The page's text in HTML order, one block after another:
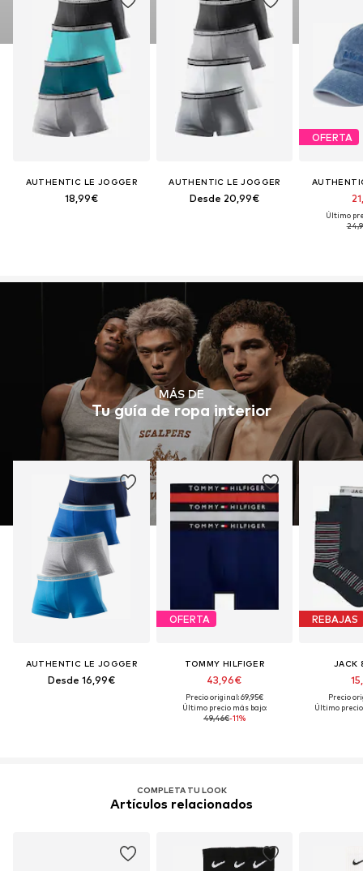
AUTHENTIC LE JOGGER
18,99€
AUTHENTIC LE JOGGER
Desde 20,99€
OFERTA
Último
MÁS DE
Tu guía de ropa interior
AUTHENTIC LE JOGGER
Desde 16,99€
OFERTA
TOMMY HILFIGER
43,96€
Precio original: 69,95€
Último precio más bajo:
49,46€-11%
REBAJAS
JACK
Precio
Último
COMPLETA TU LOOK
Artículos relacionados